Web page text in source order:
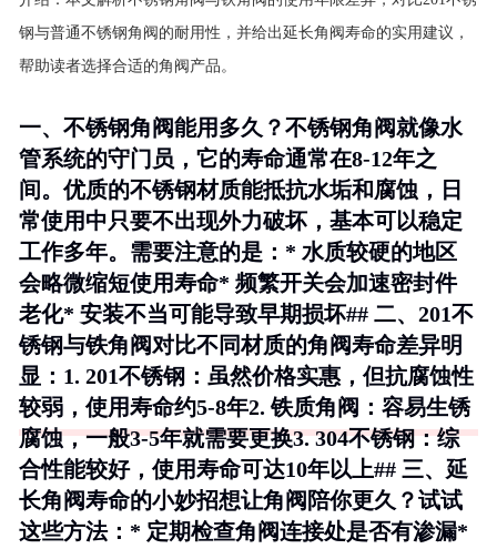
钢与普通不锈钢角阀的耐用性，并给出延长角阀寿命的实用建议，
帮助读者选择合适的角阀产品。
一、不锈钢角阀能用多久？不锈钢角阀就像水
管系统的守门员，它的寿命通常在8-12年之
间。优质的不锈钢材质能抵抗水垢和腐蚀，日
常使用中只要不出现外力破坏，基本可以稳定
工作多年。需要注意的是：* 水质较硬的地区
会略微缩短使用寿命* 频繁开关会加速密封件
老化* 安装不当可能导致早期损坏## 二、201不
锈钢与铁角阀对比不同材质的角阀寿命差异明
显：1. 201不锈钢 ：虽然价格实惠，但抗腐蚀性
较弱，使用寿命约5-8年2. 铁质角阀 ：容易生锈
腐蚀，一般3-5年就需要更换3.304不锈钢：综
合性能较好，使用寿命可达10年以上## 三、延
长角阀寿命的小妙招想让角阀陪你更久？试试
这些方法：* 定期检查角阀连接处是否有渗漏*